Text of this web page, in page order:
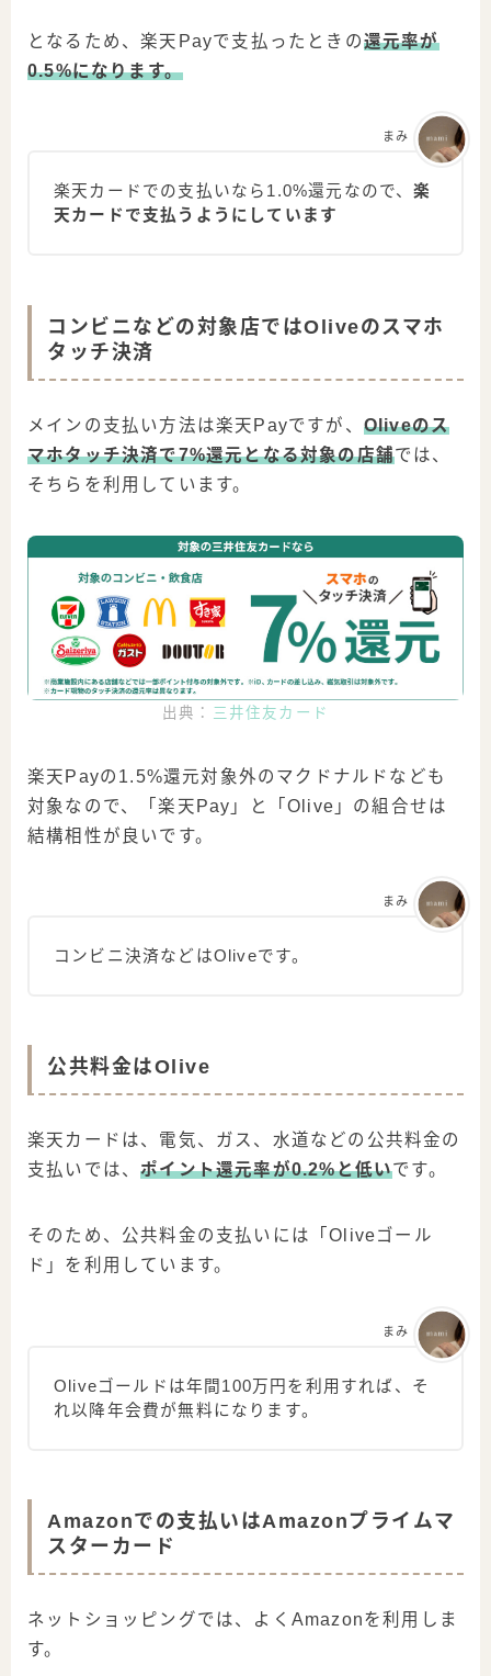
となるため、楽天Payで支払ったときの還元率が
0.5%になります。
楽天カードでの支払いなら1.0%還元なので、楽
天カードで支払うようにしています
まみ
コンビニなどの対象店ではOliveのスマホ
タッチ決済
メインの支払い方法は楽天Payですが、 Oliveのス
マホタッチ決済で7%還元となる対象の店舗では、
そちらを利用しています。
出典： 三井住友カード
楽天Payの1.5%還元対象外のマクドナルドなども
対象なので、「楽天Pay」と「Olive」の組合せは
結構相性が良いです。
コンビニ決済などはOliveです。
まみ
公共料金はOlive
楽天カードは、電気、ガス、水道などの公共料金の
支払いでは、ポイント還元率が0.2%と低いです。
そのため、公共料金の支払いには「Oliveゴール
ド」を利用しています。
Oliveゴールドは年間100万円を利用すれば、そ
れ以降年会費が無料になります。
まみ
Amazonでの支払いはAmazonプライムマ
スターカード
ネットショッピングでは、よくAmazonを利用しま
す。